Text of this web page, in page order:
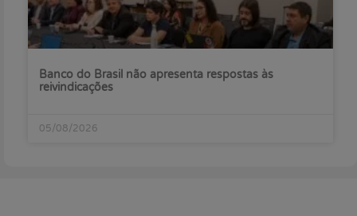
Banco do Brasil não apresenta respostas às
reivindicações
05/08/2026